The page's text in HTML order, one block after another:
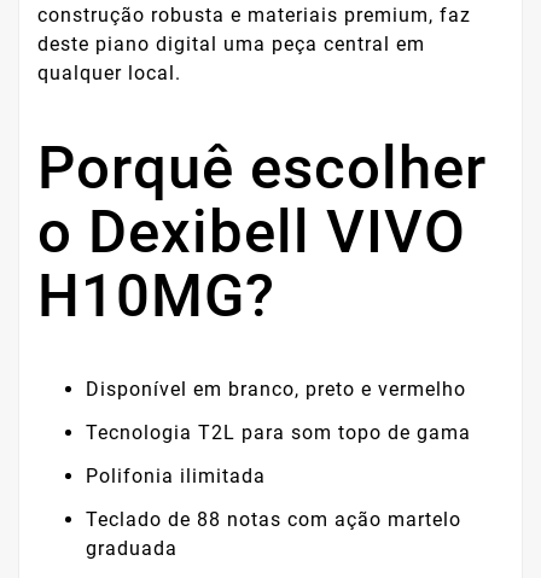
construção robusta e materiais premium, faz
deste piano digital uma peça central em
qualquer local.
Porquê escolher
o Dexibell VIVO
H10MG?
Disponível em branco, preto e vermelho
Tecnologia T2L para som topo de gama
Polifonia ilimitada
Teclado de 88 notas com ação martelo
graduada